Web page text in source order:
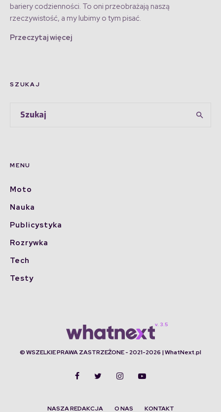
bariery codzienności. To oni przeobrażają naszą
rzeczywistość, a my lubimy o tym pisać.
Przeczytaj więcej
SZUKAJ
MENU
Moto
Nauka
Publicystyka
Rozrywka
Tech
Testy
© WSZELKIE PRAWA ZASTRZEŻONE - 2021-2026 | WhatNext.pl
NASZA REDAKCJA O NAS KONTAKT